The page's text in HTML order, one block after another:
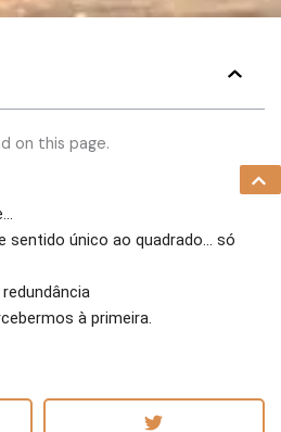
on this page.
sentido único ao quadrado… só
à primeira.